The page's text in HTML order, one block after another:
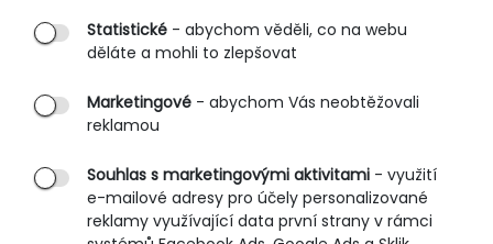
Statistické - abychom věděli, co na webu
děláte a mohli to zlepšovat
Marketingové - abychom Vás neobtěžovali
reklamou
Souhlas s marketingovými aktivitami - využití
e-mailové adresy pro účely personalizované
reklamy využívající data první strany v rámci
B2B vstup
PRŮVODCE NAKUPOVÁNÍM
Obchodní podmínky
Rozměrové tabulky
Způsoby doručení
Ochrana osobních údajů